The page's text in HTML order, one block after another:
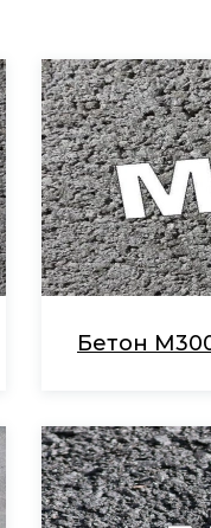
Бетон